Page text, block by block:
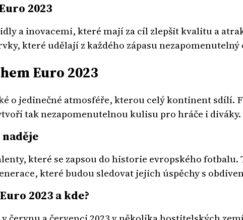
2023
a inovacemi, které mají za cíl zlepšit kvalitu a
které udělají z každého zápasu
Euro 2023
o jedinečné atmosféře, kterou celý kontinent sdílí.
tak nezapomenutelnou kulisu pro hráče i diváky.
které se zapsou do historie evropského
které budou sledovat jejich úspěchy s
2023 a kde?